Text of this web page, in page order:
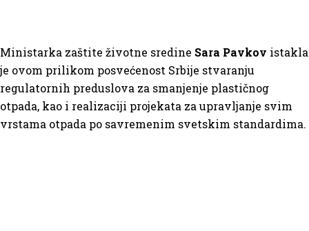
Ministarka zaštite životne sredine Sara Pavkov istakla
je ovom prilikom posvećenost Srbije stvaranju
regulatornih preduslova za smanjenje plastičnog
otpada, kao i realizaciji projekata za upravljanje svim
vrstama otpada po savremenim svetskim standardima.